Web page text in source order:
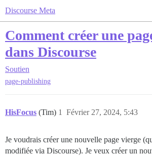
Discourse Meta
Comment créer une
dans Discourse
Soutien
page-publishing
HisFocus (Tim) Février 27, 2024, 5:43
1
Je voudrais créer une nouvelle page vierge
modifiée via Discourse). Je veux créer un